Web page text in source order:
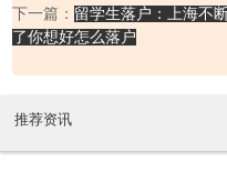
下一篇： 留学生落户：上海不
了你想好怎么落户
推荐资讯